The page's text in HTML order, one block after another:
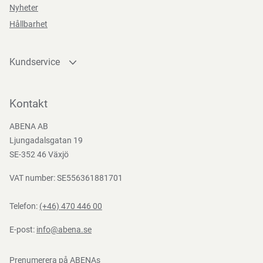
Direktiv, förordningar och lagstiftning
Nyheter
Hållbarhet
Kundservice
Bli kund
Nedladdningar
Kontakt
ABENA AB
Ljungadalsgatan 19
SE-352 46 Växjö
VAT number: SE556361881701
Telefon: (+46) 470 446 00
E-post: info@abena.se
Prenumerera på ABENAs